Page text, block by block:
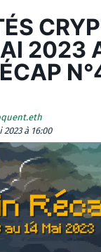
2023
2023 à 16:00